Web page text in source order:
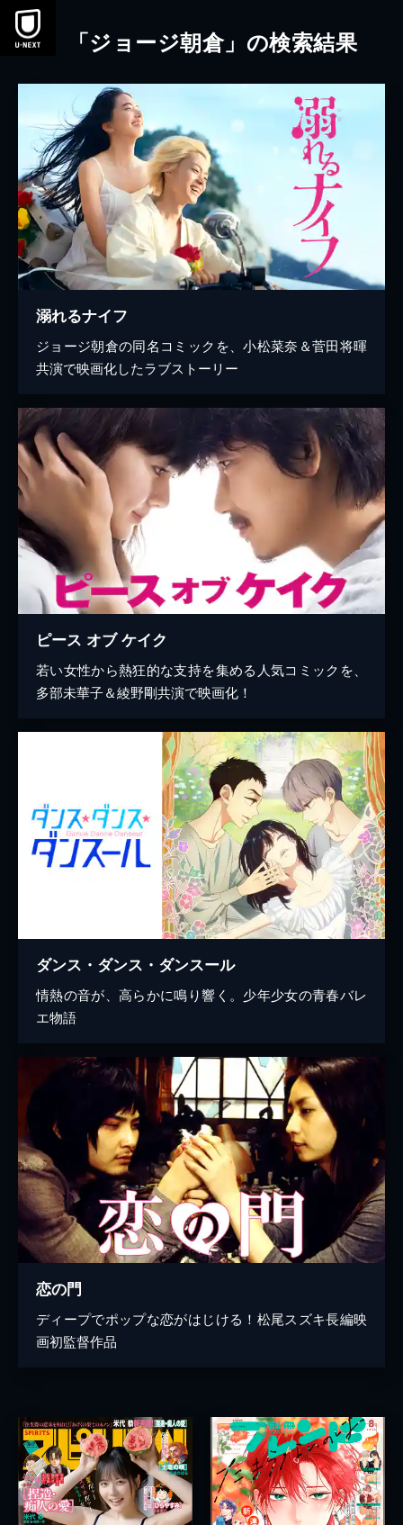
本文へスキップ
「ジョージ朝倉」の検索結果
溺れるナイフ
ジョージ朝倉の同名コミックを、小松菜奈＆菅田将暉
共演で映画化したラブストーリー
ピース オブ ケイク
若い女性から熱狂的な支持を集める人気コミックを、
多部未華子＆綾野剛共演で映画化！
ダンス・ダンス・ダンスール
情熱の音が、高らかに鳴り響く。少年少女の青春バレ
エ物語
恋の門
ディープでポップな恋がはじける！松尾スズキ長編映
画初監督作品